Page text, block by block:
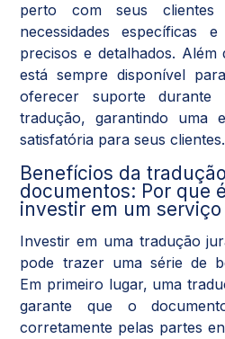
perto com seus clientes
necessidades específicas
precisos e detalhados.
está sempre disponível
oferecer suporte
tradução, garantindo uma
satisfatória para seus clientes.
Benefícios da
documentos: Por que
investir em um
Investir em uma tradução
pode trazer uma série de
Em primeiro lugar, uma
garante que o
corretamente pelas partes